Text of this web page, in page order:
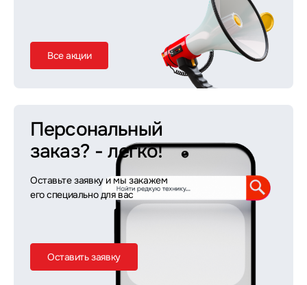
Все акции
Персональный
заказ? - легко!
Оставьте заявку и мы закажем
его специально для вас
Оставить заявку